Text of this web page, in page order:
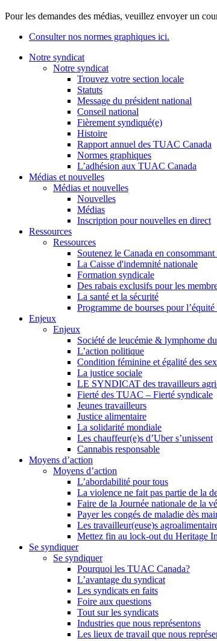
Pour les demandes des médias, veuillez envoyer un
Consulter nos normes graphiques ici.
Notre syndicat
Notre syndicat
Trouvez votre section locale
Statuts
Message du président national
Conseil national
Fièrement syndiqué(e)
Histoire
Rapport annuel des TUAC Canada
Normes graphiques
L’adhésion aux TUAC Canada
Médias et nouvelles
Médias et nouvelles
Nouvelles
Médias
Inscription pour nouvelles en direct
Ressources
Ressources
Soutenez le Canada en
La Caisse d'indemnité nationale
Formation syndicale
Des rabais exclusifs pour les
La santé et la sécurité
Programme de bourses pour
Enjeux
Enjeux
Société de leucémie & lymphome
L’action politique
Condition féminine et égalité des
La justice sociale
LE SYNDICAT des travailleurs
Fierté des TUAC – Fierté syndicale
Jeunes travailleurs
Justice alimentaire
La solidarité mondiale
Les chauffeur(e)s d’Uber s’unissent
Cannabis responsable
Moyens d’action
Moyens d’action
L’abordabilité pour tous
La violence ne fait pas partie de la
Faire de la Journée nationale de la
Payer les congés de maladie dès
Les travailleur(euse)s
Mettez fin au lock-out du Heritage
Se syndiquer
Se syndiquer
Pourquoi les TUAC Canada?
L’avantage du syndicat
Les syndicats en faits
Foire aux questions
Tout sur les syndicats
Industries que nous représentons
Les lieux de travail que nous